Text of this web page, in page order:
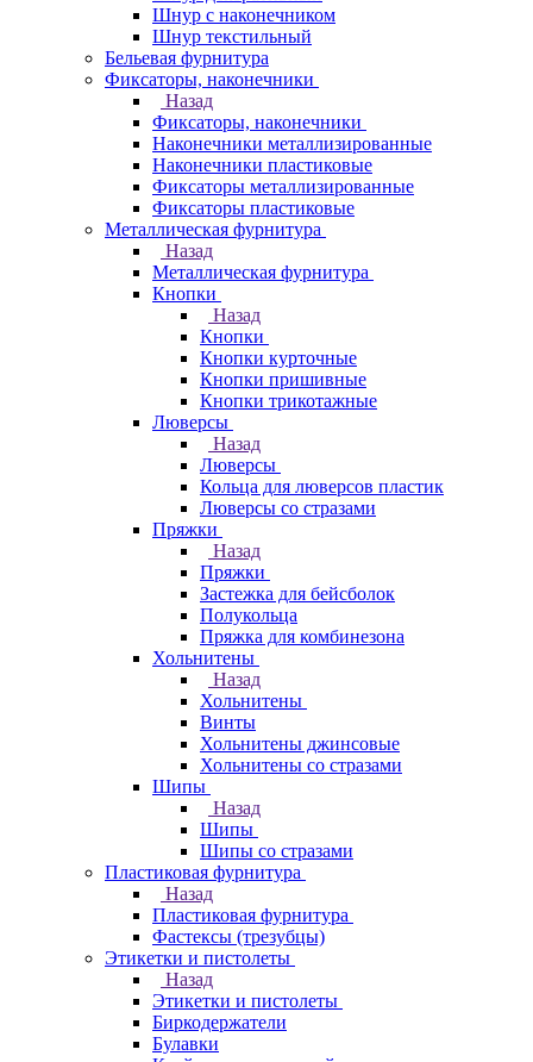
Шнур с наконечником
Шнур текстильный
Бельевая фурнитура
Фиксаторы, наконечники
Назад
Фиксаторы, наконечники
Наконечники металлизированные
Наконечники пластиковые
Фиксаторы металлизированные
Фиксаторы пластиковые
Металлическая фурнитура
Назад
Металлическая фурнитура
Кнопки
Назад
Кнопки
Кнопки курточные
Кнопки пришивные
Кнопки трикотажные
Люверсы
Назад
Люверсы
Кольца для люверсов пластик
Люверсы со стразами
Пряжки
Назад
Пряжки
Застежка для бейсболок
Полукольца
Пряжка для комбинезона
Хольнитены
Назад
Хольнитены
Винты
Хольнитены джинсовые
Хольнитены со стразами
Шипы
Назад
Шипы
Шипы со стразами
Пластиковая фурнитура
Назад
Пластиковая фурнитура
Фастексы (трезубцы)
Этикетки и пистолеты
Назад
Этикетки и пистолеты
Биркодержатели
Булавки